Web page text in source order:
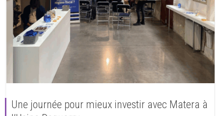
Une journée pour mieux investir avec Matera à